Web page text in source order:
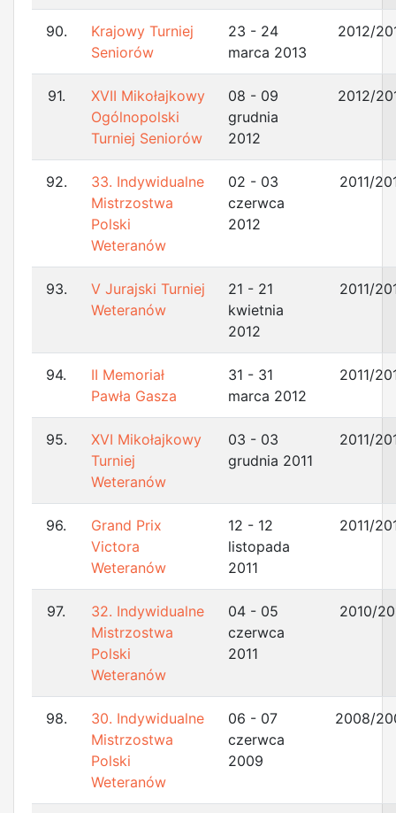
90.
Krajowy Turniej
Seniorów
23 - 24
marca 2013
2012/
91.
XVII Mikołajkowy
Ogólnopolski
Turniej Seniorów
08 - 09
grudnia
2012
2012/
92.
33. Indywidualne
Mistrzostwa
Polski
Weteranów
02 - 03
czerwca
2012
2011/
93.
V Jurajski Turniej
Weteranów
21 - 21
kwietnia
2012
2011/
94.
II Memoriał
Pawła Gasza
31 - 31
marca 2012
2011/
95.
XVI Mikołajkowy
Turniej
Weteranów
03 - 03
grudnia 2011
2011/
96.
Grand Prix
Victora
Weteranów
12 - 12
listopada
2011
2011/
97.
32. Indywidualne
Mistrzostwa
Polski
Weteranów
04 - 05
czerwca
2011
2010/
98.
30. Indywidualne
Mistrzostwa
Polski
Weteranów
06 - 07
czerwca
2009
2008/